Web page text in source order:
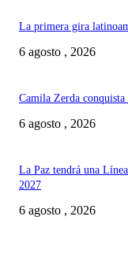
La primera gira
6 agosto , 2026
Camila Zerda
6 agosto , 2026
La Paz tendrá una
2027
6 agosto , 2026